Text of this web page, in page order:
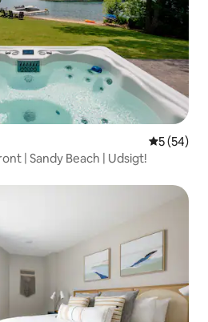
5 ud af 5 i
5 (54)
| Sandy Beach | Udsigt!